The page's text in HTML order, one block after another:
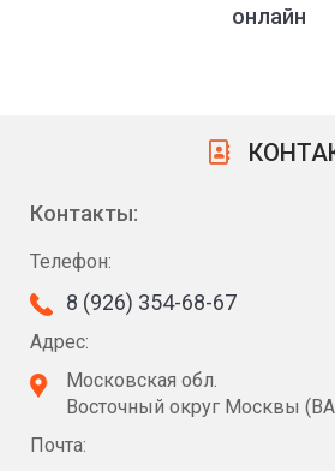
онлайн
Контакты:
Телефон:
8 (926) 354-68-67
Адрес:
Московская обл.
Восточный округ Москвы
Почта: